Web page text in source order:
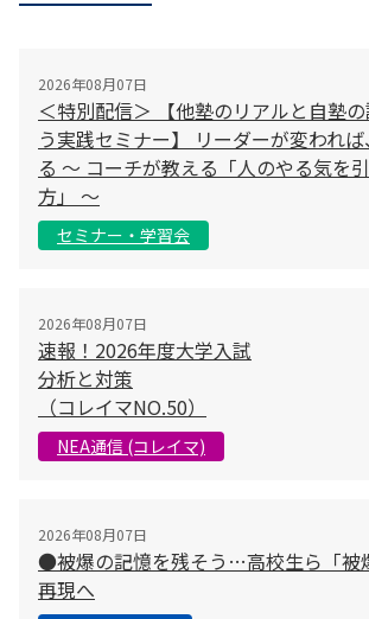
2026年08月07日
＜特別配信＞ 【他塾のリアルと自塾
う実践セミナー】 リーダーが変われ
る 〜 コーチが教える「人のやる気を
方」 〜
セミナー・学習会
2026年08月07日
速報！2026年度大学入試
分析と対策
（コレイマNO.50）
NEA通信 (コレイマ)
2026年08月07日
●被爆の記憶を残そう…高校生ら「被
再現へ